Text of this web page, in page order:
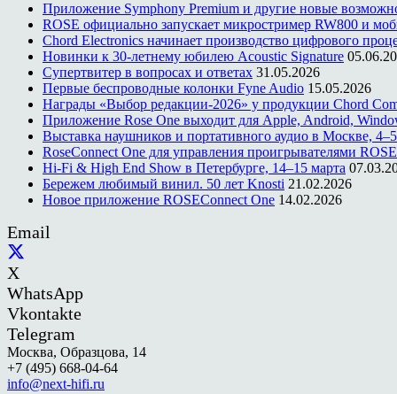
Приложение Symphony Premium и другие новые
ROSE официально запускает микростример RW800 и
Chord Electronics начинает производство цифрового
Новинки к 30-летнему юбилею Acoustic Signature
Супертвитер в вопросах и ответах 31.05.2026
Первые беспроводные колонки Fyne Audio 15.05.2026
Награды «Выбор редакции-2026» у продукции Chord
Приложение Rose One выходит для Apple, Android,
Выставка наушников и портативного аудио в Москве,
RoseConnect One для управления проигрывателями
Hi-Fi & High End Show в Петербурге, 14–15 марта
Бережем любимый винил. 50 лет Knosti 21.02.2026
Новое приложение ROSEConnect One 14.02.2026
Email
X
WhatsApp
Vkontakte
Telegram
Москва, Образцова, 14
+7 (495) 668-04-64
info@next-hifi.ru